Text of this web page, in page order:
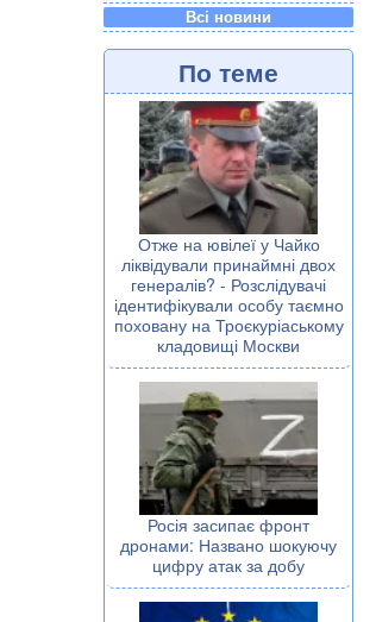
Всі новини
По теме
Отже на ювілеї у Чайко
ліквідували принаймні двох
генералів? - Розслідувачі
ідентифікували особу таємно
поховану на Троєкуріаському
кладовищі Москви
Росія засипає фронт
дронами: Названо шокуючу
цифру атак за добу